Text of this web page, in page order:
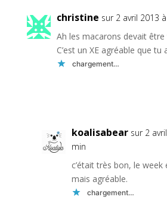
christine sur 2 avril 2013
Ah les macarons devait
C’est un XE agréable que tu
chargement…
koalisabear sur 2
min
c’était très bon, le
mais agréable.
chargement…